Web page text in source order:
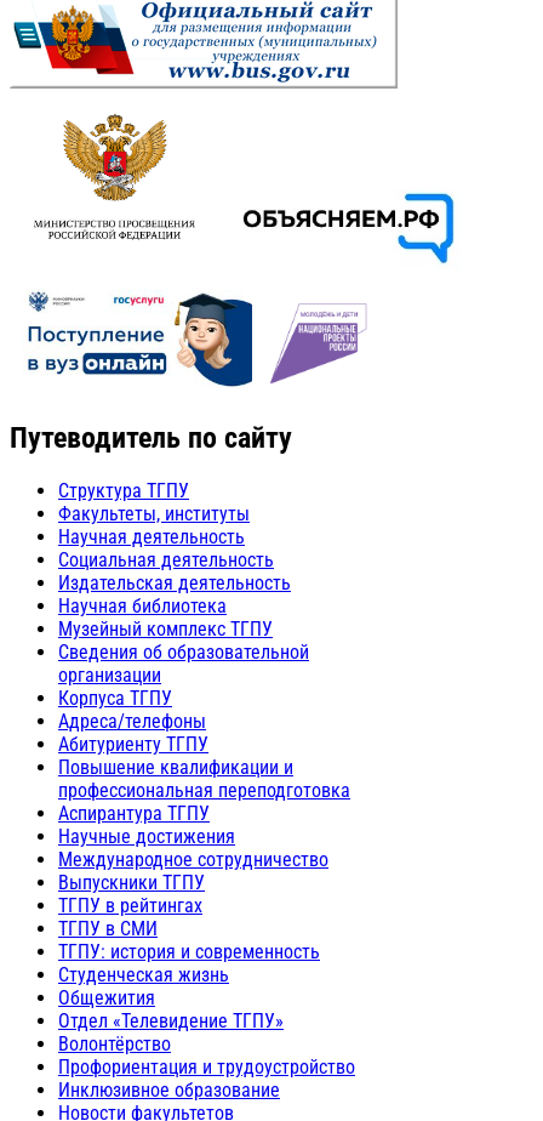
Путеводитель по сайту
Структура ТГПУ
Факультеты, институты
Научная деятельность
Социальная деятельность
Издательская деятельность
Научная библиотека
Музейный комплекс ТГПУ
Сведения об образовательной
организации
Корпуса ТГПУ
Адреса/телефоны
Абитуриенту ТГПУ
Повышение квалификации и
профессиональная переподготовка
Аспирантура ТГПУ
Научные достижения
Международное сотрудничество
Выпускники ТГПУ
ТГПУ в рейтингах
ТГПУ в СМИ
ТГПУ: история и современность
Студенческая жизнь
Общежития
Отдел «Телевидение ТГПУ»
Волонтёрство
Профориентация и трудоустройство
Инклюзивное образование
Новости факультетов